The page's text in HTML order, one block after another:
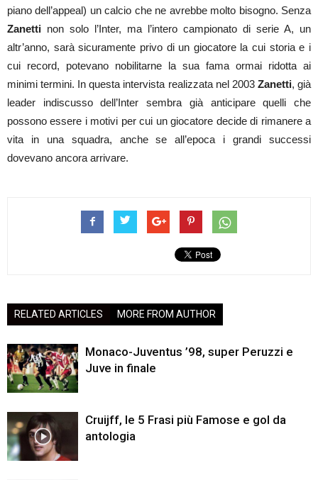
piano dell’appeal) un calcio che ne avrebbe molto bisogno. Senza
Zanetti non solo l’Inter, ma l’intero campionato di serie A, un
altr’anno, sarà sicuramente privo di un giocatore la cui storia e i
cui record, potevano nobilitarne la sua fama ormai ridotta ai
minimi termini. In questa intervista realizzata nel 2003 Zanetti, già
leader indiscusso dell’Inter sembra già anticipare quelli che
possono essere i motivi per cui un giocatore decide di rimanere a
vita in una squadra, anche se all’epoca i grandi successi
dovevano ancora arrivare.
RELATED ARTICLES MORE FROM AUTHOR
Monaco-Juventus ’98, super Peruzzi e
Juve in finale
Cruijff, le 5 Frasi più Famose e gol da
antologia